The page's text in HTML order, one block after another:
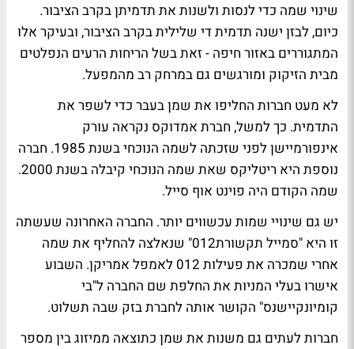
שינוי שמה כדי לנסות ולשנות את תדמיתן בקרב הציבור.
כיום, לבזן ישנה תדמית די שלילית בקרב הציבור, ובעיקר אלו
המתגוררים באזור חיפה - זאת בשל הריחות הרעים הנפלטים
מבית הזיקוק ומורגשים גם במרחק רב מהמפעל.
לא מעט חברות החליפו את שמן בעבר כדי לשפר את
התדמית. כך למשל, חברת אמדוקס נקראה עורק
אינפורמיישן לפני שזכתה לשמה הנוכחי בשנת 1985. חברה
נוספת היא ריטליקס שאת שמה הנוכחי קיבלה בשנת 2000.
שמה הקודם היה פוינט אוף סייל.
יש גם שינויי שמות עכשווים יותר. החברה האחרונה שעשתה
זו היא "סמייל תקשורת012" שנאלצה להחליף את שמה
אחרי שמכרה את פעילות 012 לאמפל אמריקן. השבוע
אישרו בעלי המניות את החלפת שם החברה ל"בי
קומיונקיישנס" הקושר אותה לחברת בזק שבה תשלוט.
חברות לעתים גם משנות את שמן כתוצאה ממיזוג בין מספר